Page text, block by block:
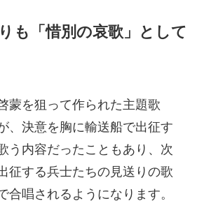
も「惜別の哀歌」として
蒙を狙って作られた主題歌
、決意を胸に輸送船で出征す
う内容だったこともあり、次
征する兵士たちの見送りの歌
合唱されるようになります。